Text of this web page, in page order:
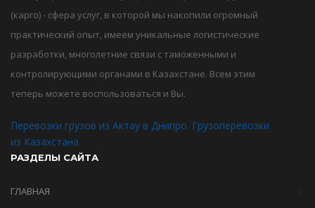
(карго) - сфера услуг, в которой мы накопили огромный
практический опыт, имеем уникальные логистические
разработки, многолетние связи с таможенными и
контролирующими органами в Казахстане. Всем этим
теперь можете воспользоваться и Вы.
Перевозки грузов из Актау в Днипро. Грузоперевозки
из Казахстана
РАЗДЕЛЫ САЙТА
ГЛАВНАЯ